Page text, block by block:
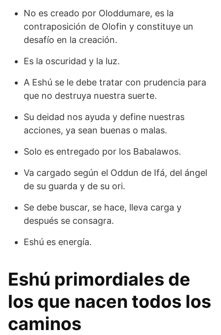
No es creado por Oloddumare, es la
contraposición de Olofin y constituye un
desafío en la creación.
Es la oscuridad y la luz.
A Eshú se le debe tratar con prudencia para
que no destruya nuestra suerte.
Su deidad nos ayuda y define nuestras
acciones, ya sean buenas o malas.
Solo es entregado por los Babalawos.
Va cargado según el Oddun de Ifá, del ángel
de su guarda y de su ori.
Se debe buscar, se hace, lleva carga y
después se consagra.
Eshú es energía.
Eshú primordiales de
los que nacen todos los
caminos